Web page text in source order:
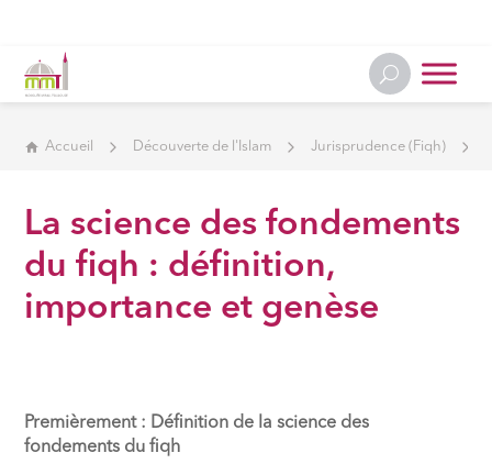
Accueil Découverte de l'Islam Jurisprudence (Fiqh)
La science des fondements
du fiqh : définition,
importance et genèse
Premièrement : Définition de la science des
fondements du fiqh